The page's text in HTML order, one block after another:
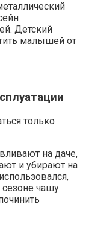
Детский
малышей от
только
на даче,
и убирают на
чашу